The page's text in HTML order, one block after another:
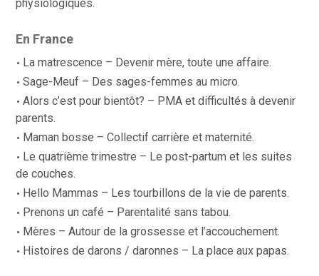
physiologiques.
En France
La matrescence – Devenir mère, toute une affaire.
Sage-Meuf – Des sages-femmes au micro.
Alors c’est pour bientôt? – PMA et difficultés à devenir
parents.
Maman bosse – Collectif carrière et maternité.
Le quatrième trimestre – Le post-partum et les suites
de couches.
Hello Mammas – Les tourbillons de la vie de parents.
Prenons un café – Parentalité sans tabou.
Mères – Autour de la grossesse et l’accouchement.
Histoires de darons / daronnes – La place aux papas.